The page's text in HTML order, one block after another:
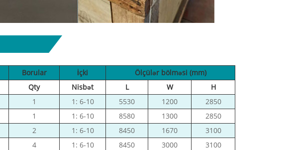
Borular İçki
Ölçülər bölməsi (mm)
Qty Nisbət L W
H
1 1: 6-10 5530 1200
2850
1 1: 6-10 8580 1300
2850
2 1: 6-10 8450 1670
3100
4 1: 6-10 8450 3000
3100